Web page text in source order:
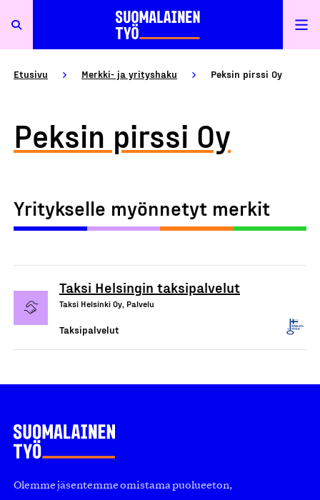
Etusivu Merkki- ja yrityshaku Peksin pirssi Oy
Peksin pirssi Oy
Yritykselle myönnetyt merkit
Taksi Helsingin taksipalvelut
Taksi Helsinki Oy, Palvelu
Taksipalvelut
Olemme jäsentemme omistama puolueeton,